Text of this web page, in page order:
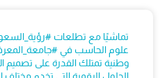
علوم الحاسب في
وطنية تمتلك القدرة على تصميم
الحلول الرقمية التي تخدم مختلف